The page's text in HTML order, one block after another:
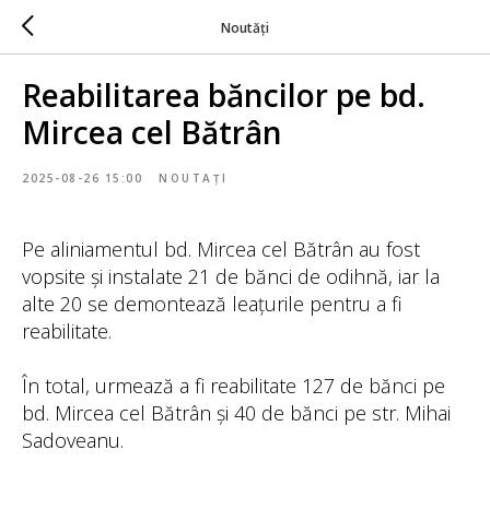
Noutăți
Reabilitarea băncilor pe bd.
Mircea cel Bătrân
2025-08-26 15:00 NOUTAȚI
Pe aliniamentul bd. Mircea cel Bătrân au fost
vopsite și instalate 21 de bănci de odihnă, iar la
alte 20 se demontează leațurile pentru a fi
reabilitate.
În total, urmează a fi reabilitate 127 de bănci pe
bd. Mircea cel Bătrân și 40 de bănci pe str. Mihai
Sadoveanu.